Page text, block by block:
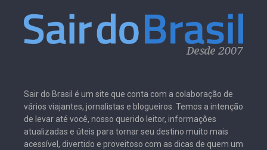
Sair do Brasil é um site que conta com a colaboração de
vários viajantes, jornalistas e blogueiros. Temos a intenção
de levar até você, nosso querido leitor, informações
atualizadas e úteis para tornar seu destino muito mais
acessível, divertido e proveitoso com as dicas de quem um